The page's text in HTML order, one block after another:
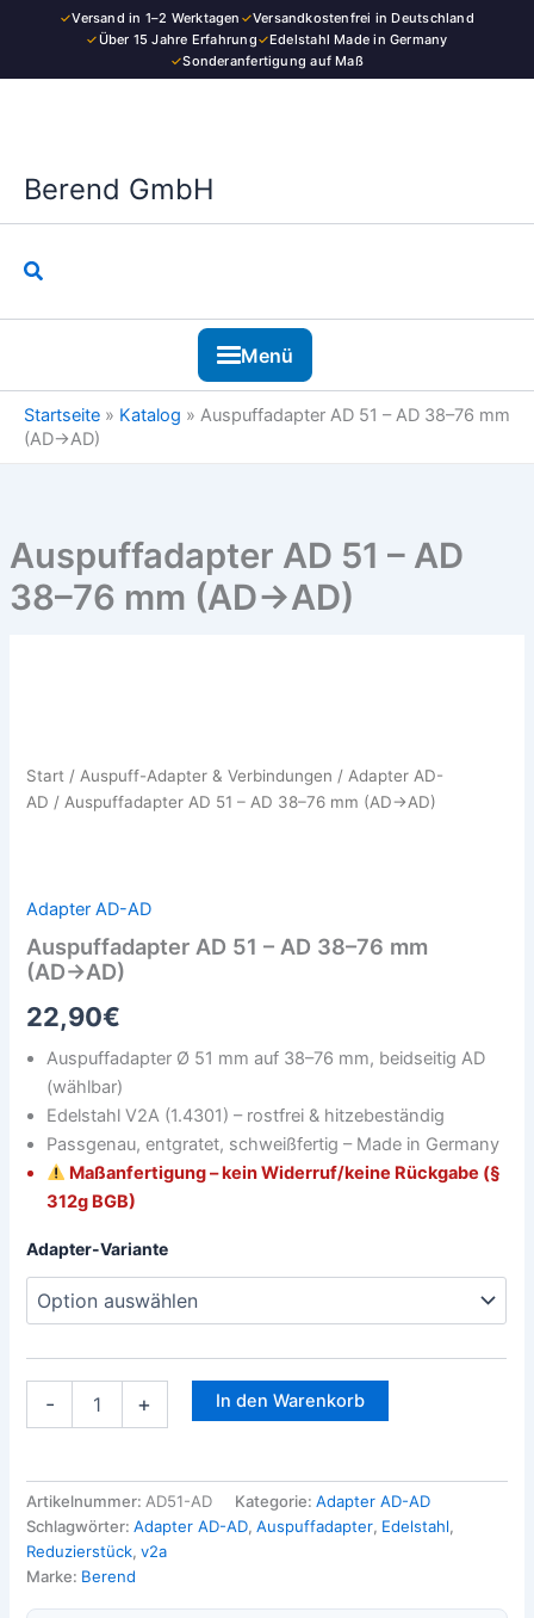
✓Versand in 1–2 Werktagen ✓Versandkostenfrei in Deutschland
✓Über 15 Jahre Erfahrung✓Edelstahl Made in Germany
✓Sonderanfertigung auf Maß
Berend GmbH
Suchen
Menü
Startseite » Katalog » Auspuffadapter AD 51 – AD 38–76 mm
(AD→AD)
Auspuffadapter AD 51 – AD
38–76 mm (AD→AD)
Start / Auspuff-Adapter & Verbindungen / Adapter AD-
AD / Auspuffadapter AD 51 – AD 38–76 mm (AD→AD)
Adapter AD-AD
Auspuffadapter AD 51 – AD 38–76 mm
(AD→AD)
22,90€
Auspuffadapter Ø 51 mm auf 38–76 mm, beidseitig AD
(wählbar)
Edelstahl V2A (1.4301) – rostfrei & hitzebeständig
Passgenau, entgratet, schweißfertig – Made in Germany
Maßanfertigung – kein Widerruf/keine Rückgabe (§
312g BGB)
Adapter-Variante
-
AD
38–
+ In den Warenkorb
Artikelnummer:AD51-AD Kategorie:Adapter AD-AD
Schlagwörter:Adapter AD-AD,Auspuffadapter, Edelstahl,
Reduzierstück,v2a
Marke: Berend